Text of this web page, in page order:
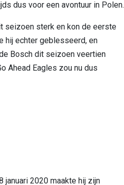
dus voor een avontuur in Polen.
seizoen sterk en kon de eerste
hij echter geblesseerd, en
Bosch dit seizoen veertien
Ahead Eagles zou nu dus
januari 2020 maakte hij zijn